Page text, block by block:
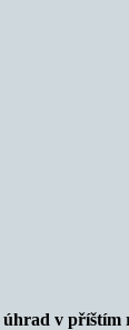
v příštím